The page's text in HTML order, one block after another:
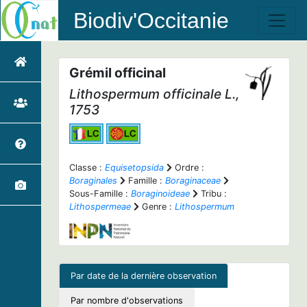
Biodiv'Occitanie
Grémil officinal
Lithospermum officinale L.,
1753
Classe : Equisetopsida
Ordre :
Boraginales
Famille : Boraginaceae
Sous-Famille : Boraginoideae
Tribu :
Lithospermeae
Genre : Lithospermum
Par date de la dernière observation
Par nombre d'observations